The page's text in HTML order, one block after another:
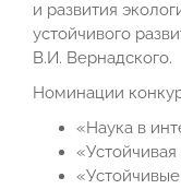
и развития
устойчивого
В.И. Вернадского.
Номинации
«Наука в